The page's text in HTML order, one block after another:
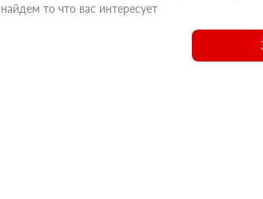
найдем то что вас интересует